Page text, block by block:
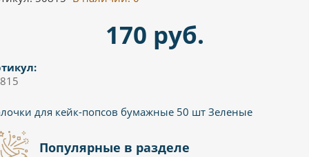
170 руб.
для кейк-попсов бумажные 50 шт Зеленые
Популярные в разделе